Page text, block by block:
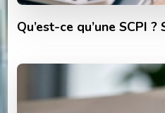
Qu’est-ce qu’une SCPI